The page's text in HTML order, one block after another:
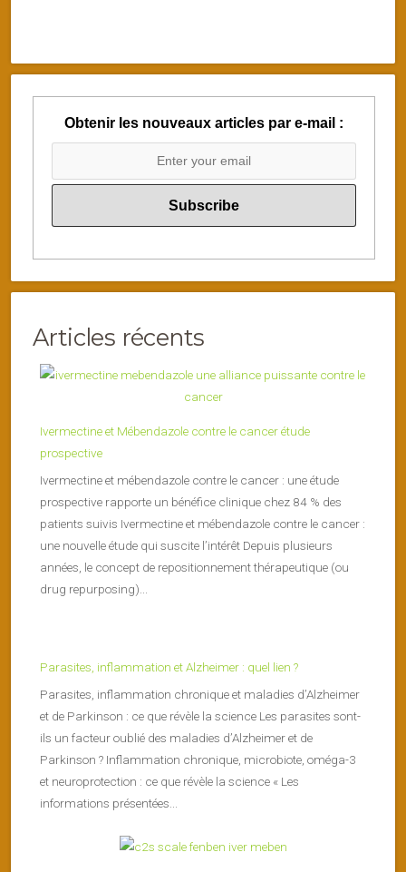
Obtenir les nouveaux articles par e-mail :
Articles récents
Ivermectine et Mébendazole contre le cancer étude
prospective
Ivermectine et mébendazole contre le cancer : une étude
prospective rapporte un bénéfice clinique chez 84 % des
patients suivis Ivermectine et mébendazole contre le cancer :
une nouvelle étude qui suscite l’intérêt Depuis plusieurs
années, le concept de repositionnement thérapeutique (ou
drug repurposing)...
Parasites, inflammation et Alzheimer : quel lien ?
Parasites, inflammation chronique et maladies d’Alzheimer
et de Parkinson : ce que révèle la science Les parasites sont-
ils un facteur oublié des maladies d’Alzheimer et de
Parkinson ? Inflammation chronique, microbiote, oméga-3
et neuroprotection : ce que révèle la science « Les
informations présentées...